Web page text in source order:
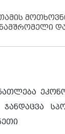
ჯანდაცვა